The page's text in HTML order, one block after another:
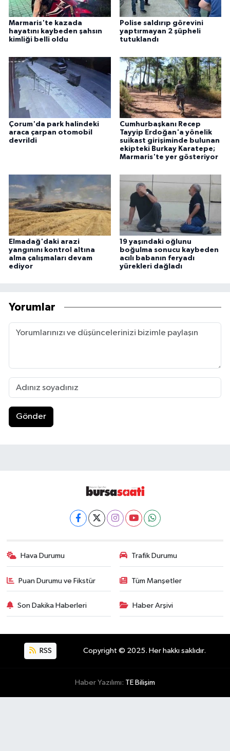
Marmaris'te kazada
hayatını kaybeden şahsın
kimliği belli oldu
Polise saldırıp görevini
yaptırmayan 2 şüpheli
tutuklandı
Çorum'da park halindeki
araca çarpan otomobil
devrildi
Cumhurbaşkanı Recep
Tayyip Erdoğan'a yönelik
suikast girişiminde bulunan
ekipteki Burkay Karatepe;
Marmaris'te yer gösteriyor
Elmadağ'daki arazi
yangınını kontrol altına
alma çalışmaları devam
ediyor
19 yaşındaki oğlunu
boğulma sonucu kaybeden
acılı babanın feryadı
yürekleri dağladı
Yorumlar
Gönder
Hava Durumu Trafik Durumu
Puan Durumu ve Fikstür Tüm Manşetler
Son Dakika Haberleri Haber Arşivi
RSS Copyright © 2025. Her hakkı saklıdır.
Haber Yazılımı: TE Bilişim